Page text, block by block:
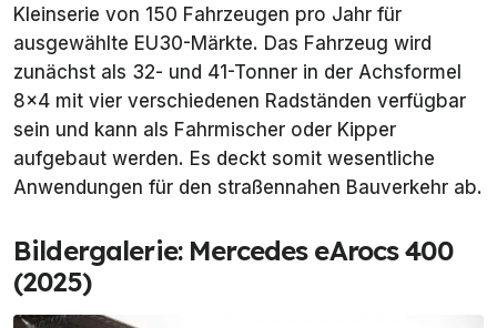
Kleinserie von 150 Fahrzeugen pro Jahr für
ausgewählte EU30-Märkte. Das Fahrzeug wird
zunächst als 32- und 41-Tonner in der Achsformel
8x4 mit vier verschiedenen Radständen verfügbar
sein und kann als Fahrmischer oder Kipper
aufgebaut werden. Es deckt somit wesentliche
Anwendungen für den straßennahen Bauverkehr ab.
Bildergalerie: Mercedes eArocs 400
(2025)